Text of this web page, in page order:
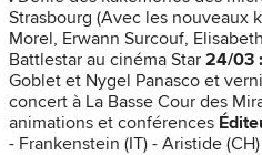
Strasbourg (Avec les nouveaux
Morel, Erwann Surcouf,
Battlestar au cinéma Star24/03 :
Goblet et Nygel Panasco et
concert à La Basse Cour des
animations et conférences
- Frankenstein (IT) - Aristide